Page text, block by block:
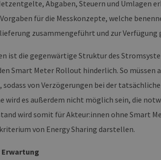
Abgaben, Steuern und Umlagen
für die Messkonzepte, welche
zusammengeführt und zur Verfügung
ist die gegenwärtige Struktur des
Smart Meter Rollout hinderlich. So
sodass von Verzögerungen bei der
wird es außerdem nicht möglich sein, die
wird somit für Akteur:innen ohne Smart
von Energy Sharing darstellen.
Website bearbeitet werden.
2 Monate 4
Dieses Cookie wird vom
Einwilligungseinstellungen
Banner von Cookie-
Inc.
29 Minuten
Dieser Cookie wird
die Nutzung ihrer Website
Ablaufdatum Beschreibung
15 Minuten
Dieses Cookie wird verwendet,
Ablaufdatum
Beschreibung
1 Jahr 1 Monat Diese Cookies werden vom